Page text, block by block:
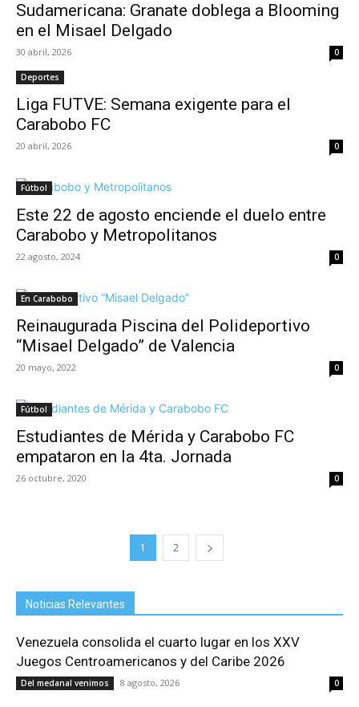
Sudamericana: Granate doblega a Blooming
en el Misael Delgado
30 abril, 2026 0
Deportes
Liga FUTVE: Semana exigente para el
Carabobo FC
20 abril, 2026 0
Fútbol
Este 22 de agosto enciende el duelo entre
Carabobo y Metropolitanos
22 agosto, 2024 0
En Carabobo
Reinaugurada Piscina del Polideportivo
“Misael Delgado” de Valencia
20 mayo, 2022 0
Fútbol
Estudiantes de Mérida y Carabobo FC
empataron en la 4ta. Jornada
26 octubre, 2020 0
1 2
Noticias Relevantes
Venezuela consolida el cuarto lugar en los XXV
Juegos Centroamericanos y del Caribe 2026
Del medanal venimos 8 agosto, 2026 0